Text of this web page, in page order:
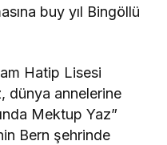
buy yıl Bingöllü
Hatip Lisesi
dünya annelerine
Mektup Yaz”
Bern şehrinde